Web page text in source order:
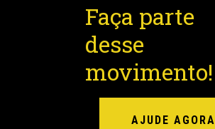
Faça parte
desse
movimento!
AJUDE AGORA